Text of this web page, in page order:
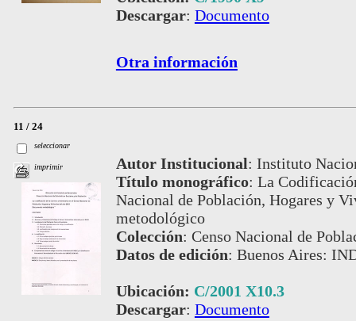
Descargar: Documento
Otra información
11 / 24
seleccionar
imprimir Autor Institucional: Instituto
Título monográfico: La
Nacional de Población, Hogares y
metodológico
Colección: Censo Nacional de
Datos de edición: Buenos Aires:
Ubicación: C/2001 X10.3
Descargar: Documento